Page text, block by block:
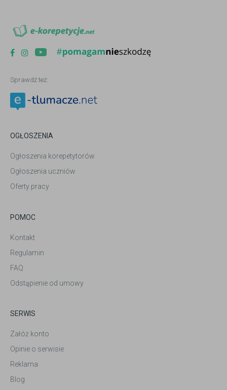
Sprawdź też:
OGŁOSZENIA
Ogłoszenia korepetytorów
Ogłoszenia uczniów
Oferty pracy
POMOC
Kontakt
Regulamin
FAQ
Odstąpienie od umowy
SERWIS
Załóż konto
Opinie o serwisie
Reklama
Blog